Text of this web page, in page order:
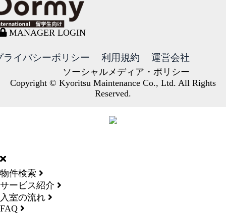
MANAGER LOGIN
ライバシーポリシー 利用規約 運営会社
ソーシャルメディア・ポリシー
Copyright © Kyoritsu Maintenance Co., Ltd. All Rights
Reserved.
物件検索
サービス紹介
入室の流れ
FAQ